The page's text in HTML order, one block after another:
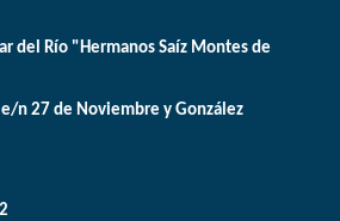
del Río "Hermanos Saíz Montes de
n 27 de Noviembre y González